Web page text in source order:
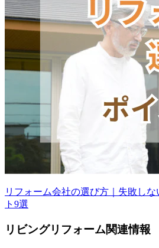
リフォーム会社の選び方｜失敗し
ト9選
リビングリフォーム関連情報